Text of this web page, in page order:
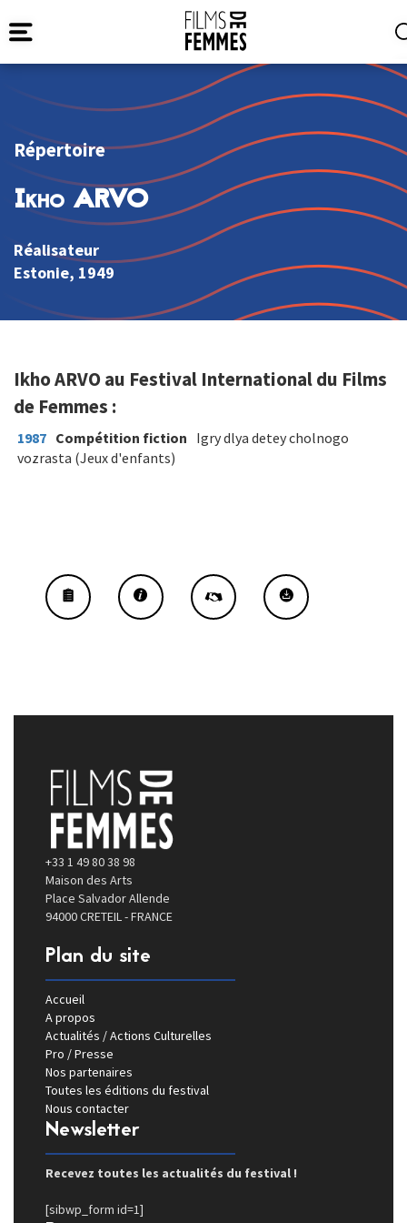
Répertoire
Ikho ARVO
Réalisateur
Estonie, 1949
Ikho ARVO au Festival International du Films
de Femmes :
1987 Compétition fiction Igry dlya detey cholnogo
vozrasta (Jeux d'enfants)
+33 1 49 80 38 98
Maison des Arts
Place Salvador Allende
94000 CRETEIL - FRANCE
Plan du site
Accueil
A propos
Actualités / Actions Culturelles
Pro / Presse
Nos partenaires
Toutes les éditions du festival
Nous contacter
Newsletter
Recevez toutes les actualités du festival !
[sibwp_form id=1]